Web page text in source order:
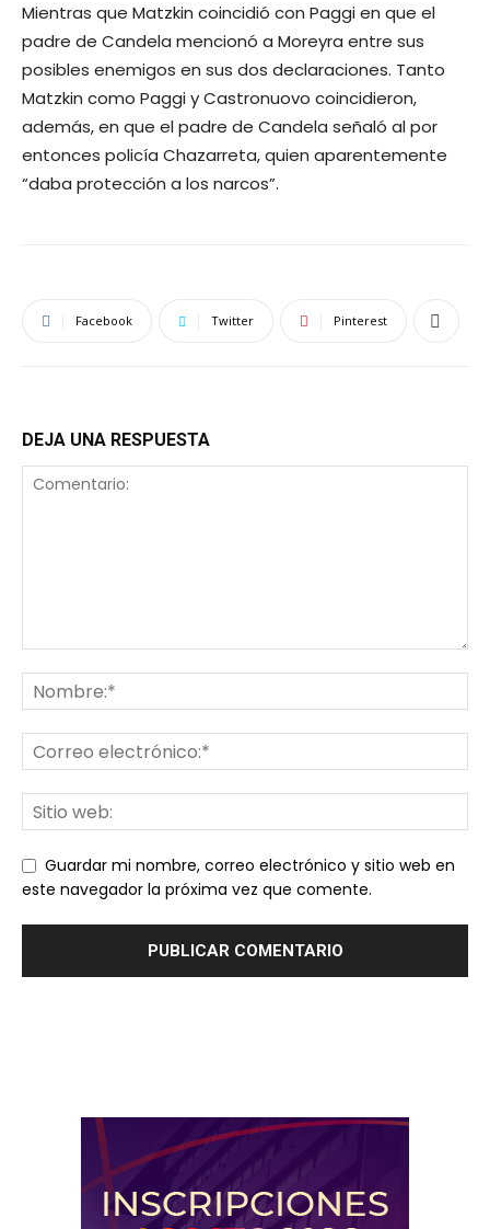
Mientras que Matzkin coincidió con Paggi en que el
padre de Candela mencionó a Moreyra entre sus
posibles enemigos en sus dos declaraciones. Tanto
Matzkin como Paggi y Castronuovo coincidieron,
además, en que el padre de Candela señaló al por
entonces policía Chazarreta, quien aparentemente
“daba protección a los narcos”.
Facebook Twitter Pinterest
DEJA UNA RESPUESTA
Guardar mi nombre, correo electrónico y sitio web en
este navegador la próxima vez que comente.